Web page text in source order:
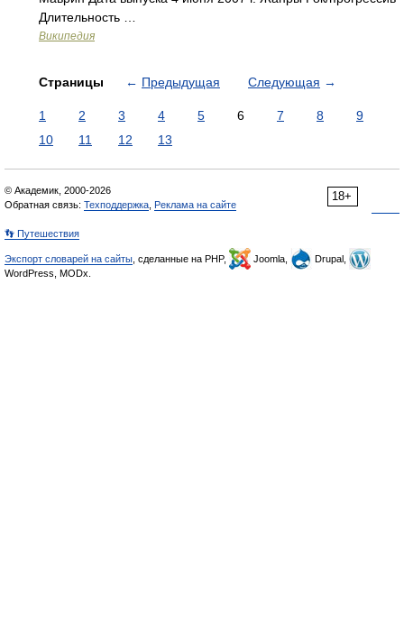
Длительность …
Википедия
Страницы ← Предыдущая Следующая →
1 2 3 4 5 6 7 8
9
10
11 12 13
18+
© Академик, 2000-2026
Обратная связь: Техподдержка Реклама на сайте
👣 Путешествия
Экспорт словарей на сайты , сделанные на PHP, Joomla,
Drupal,
WordPress, MODx.